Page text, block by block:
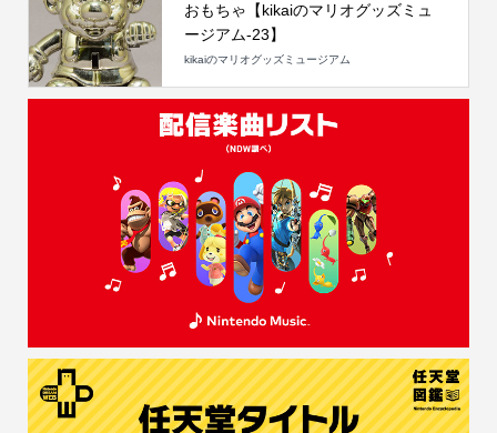
おもちゃ【kikaiのマリオグッズミュ
ージアム-23】
kikaiのマリオグッズミュージアム